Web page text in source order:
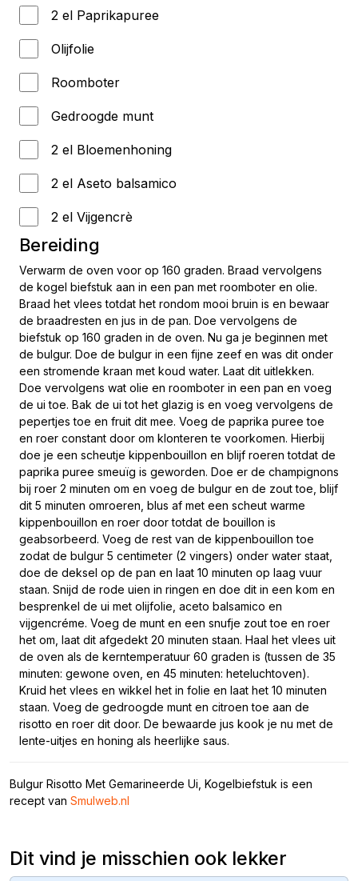
2 el Paprikapuree
Olijfolie
Roomboter
Gedroogde munt
2 el Bloemenhoning
2 el Aseto balsamico
2 el Vijgencrè
Bereiding
Verwarm de oven voor op 160 graden. Braad vervolgens
de kogel biefstuk aan in een pan met roomboter en olie.
Braad het vlees totdat het rondom mooi bruin is en bewaar
de braadresten en jus in de pan. Doe vervolgens de
biefstuk op 160 graden in de oven. Nu ga je beginnen met
de bulgur. Doe de bulgur in een fijne zeef en was dit onder
een stromende kraan met koud water. Laat dit uitlekken.
Doe vervolgens wat olie en roomboter in een pan en voeg
de ui toe. Bak de ui tot het glazig is en voeg vervolgens de
pepertjes toe en fruit dit mee. Voeg de paprika puree toe
en roer constant door om klonteren te voorkomen. Hierbij
doe je een scheutje kippenbouillon en blijf roeren totdat de
paprika puree smeuïg is geworden. Doe er de champignons
bij roer 2 minuten om en voeg de bulgur en de zout toe, blijf
dit 5 minuten omroeren, blus af met een scheut warme
kippenbouillon en roer door totdat de bouillon is
geabsorbeerd. Voeg de rest van de kippenbouillon toe
zodat de bulgur 5 centimeter (2 vingers) onder water staat,
doe de deksel op de pan en laat 10 minuten op laag vuur
staan. Snijd de rode uien in ringen en doe dit in een kom en
besprenkel de ui met olijfolie, aceto balsamico en
vijgencréme. Voeg de munt en een snufje zout toe en roer
het om, laat dit afgedekt 20 minuten staan. Haal het vlees uit
de oven als de kerntemperatuur 60 graden is (tussen de 35
minuten: gewone oven, en 45 minuten: heteluchtoven).
Kruid het vlees en wikkel het in folie en laat het 10 minuten
staan. Voeg de gedroogde munt en citroen toe aan de
risotto en roer dit door. De bewaarde jus kook je nu met de
lente-uitjes en honing als heerlijke saus.
Bulgur Risotto Met Gemarineerde Ui, Kogelbiefstuk is een
recept van Smulweb.nl
Dit vind je misschien ook lekker